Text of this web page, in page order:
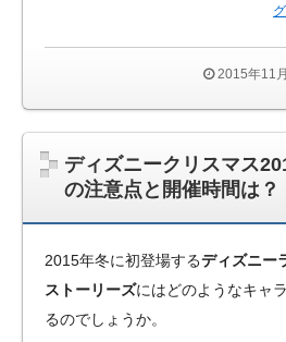
2015年11
ディズニークリスマス
の注意点と開催時間は？
2015年冬に初登場するディズニー
ストーリーズにはどのようなキャ
るのでしょうか。